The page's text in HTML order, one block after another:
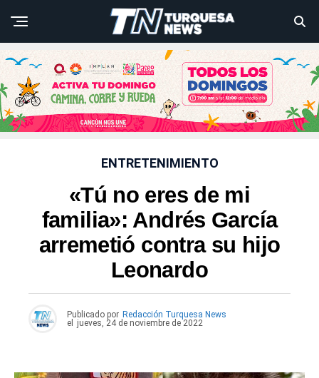
ENTRETENIMIENTO
«Tú no eres de mi
familia»: Andrés García
arremetió contra su hijo
Leonardo
Publicado por Redacción Turquesa News
el
jueves, 24 de noviembre de 2022